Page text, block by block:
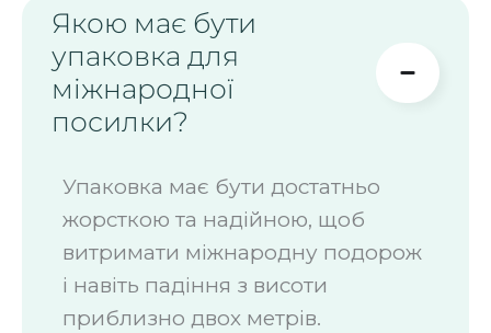
Якою має бути
упаковка для
міжнародної
посилки?
Упаковка має бути достатньо
жорсткою та надійною, щоб
витримати міжнародну подорож
і навіть падіння з висоти
приблизно двох метрів.